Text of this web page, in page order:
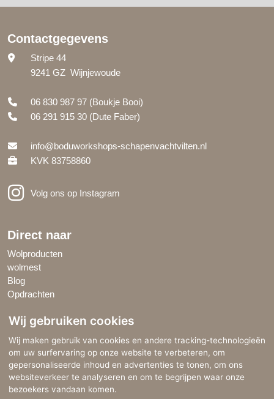
Contactgegevens
Stripe 44
9241 GZ Wijnjewoude
06 830 987 97 (Boukje Booi)
06 291 915 30 (Dute Faber)
info@boduworkshops-schapenvachtvilten.nl
KVK 83758860
Volg ons op Instagram
Direct naar
Wolproducten
wolmest
Blog
Opdrachten
Google Reviews
BoDu Workshops Schapenvachtvilten wordt gewaardeerd met
5.0sterrenvan de 5 sterren!
Lees alle reviews
Wij gebruiken cookies
Wij maken gebruik van cookies en andere tracking-technologieën
om uw surfervaring op onze website te verbeteren, om
gepersonaliseerde inhoud en advertenties te tonen, om ons
websiteverkeer te analyseren en om te begrijpen waar onze
bezoekers vandaan komen.